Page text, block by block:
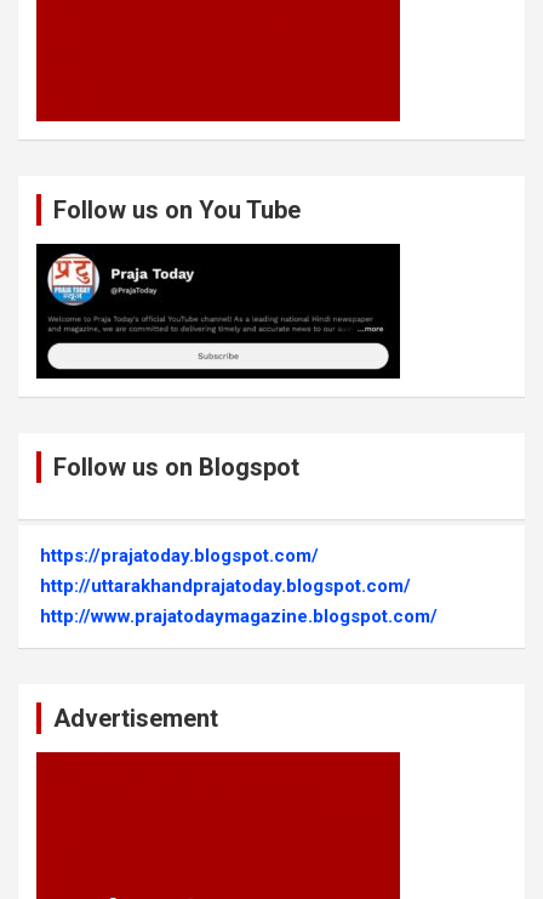
Follow us on You Tube
Follow us on Blogspot
https://prajatoday.blogspot.com/
http://uttarakhandprajatoday.blogspot.com/
http://www.prajatodaymagazine.blogspot.com/
Advertisement